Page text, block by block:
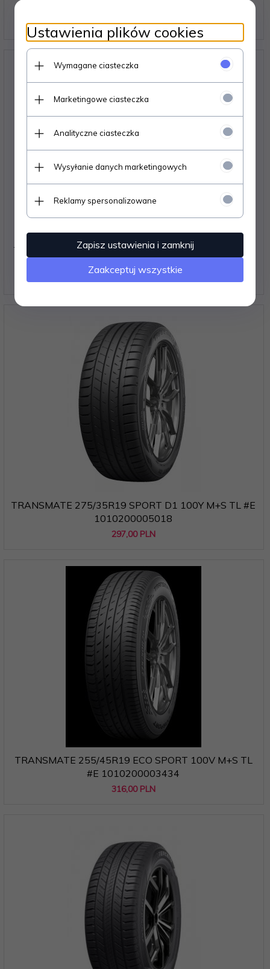
279,00 PLN
TRANSMATE 255/55R19 ECO SPORT 111 V M+S TL
#E 1010200003439
TRANSMATE 275/35R19 SPORT D1 100Y M+S TL #E
1010200005018
297,00 PLN
TRANSMATE 255/45R19 ECO SPORT 100V M+S TL
#E 1010200003434
316,00 PLN
Ustawienia plików cookies
Wymagane ciasteczka
Marketingowe ciasteczka
Analityczne ciasteczka
Wysyłanie danych marketingowych
Reklamy spersonalizowane
Zapisz ustawienia i zamknij
Zaakceptuj wszystkie